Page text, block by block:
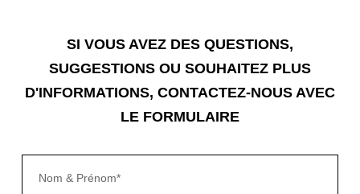
SI VOUS AVEZ DES QUESTIONS,
SUGGESTIONS OU SOUHAITEZ PLUS
D'INFORMATIONS, CONTACTEZ-NOUS AVEC
LE FORMULAIRE